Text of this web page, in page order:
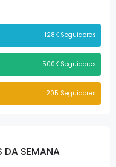
128K Seguidores
500K Seguidores
205 Seguidores
DA SEMANA